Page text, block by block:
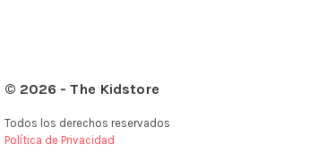
© 2026 - The Kidstore
Todos los derechos reservados
Política de Privacidad